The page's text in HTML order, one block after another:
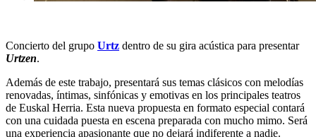
Concierto del grupo Urtz dentro de su gira acústica para presentar
Urtzen.
Además de este trabajo, presentará sus temas clásicos con melodías
renovadas, íntimas, sinfónicas y emotivas en los principales teatros
de Euskal Herria. Esta nueva propuesta en formato especial contará
con una cuidada puesta en escena preparada con mucho mimo. Será
una experiencia apasionante que no dejará indiferente a nadie.